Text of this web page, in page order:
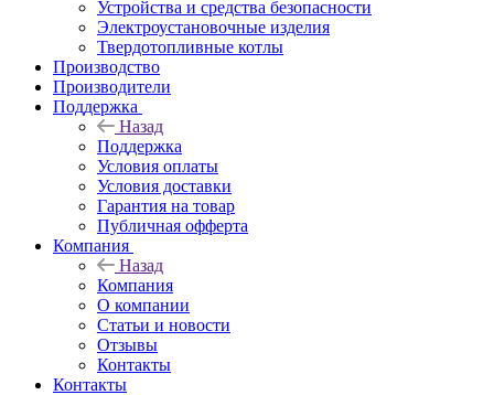
Устройства и средства безопасности
Электроустановочные изделия
Твердотопливные котлы
Производство
Производители
Поддержка
Назад
Поддержка
Условия оплаты
Условия доставки
Гарантия на товар
Публичная офферта
Компания
Назад
Компания
О компании
Статьи и новости
Отзывы
Контакты
Контакты